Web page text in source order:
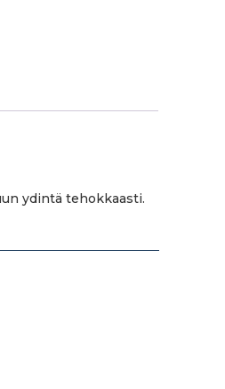
ydintä tehokkaasti.